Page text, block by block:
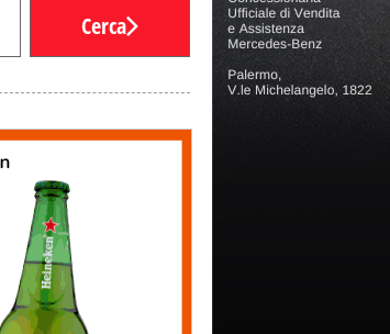
Cerca